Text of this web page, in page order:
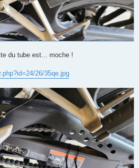
du tube est... moche !
26/35qe.jpg